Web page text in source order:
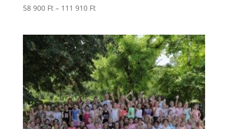
58 900 Ft – 111 910 FtÁrtartomány:
-
111
910 Ft